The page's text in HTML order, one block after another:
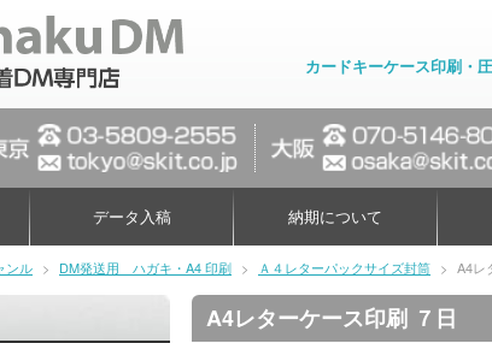
カードキーケース印刷・
データ入稿 納期について
ンル > DM発送用 ハガキ・A4 印刷 > Ａ４レターパックサイズ封筒 > A4レ
A4レターケース印刷 ７日